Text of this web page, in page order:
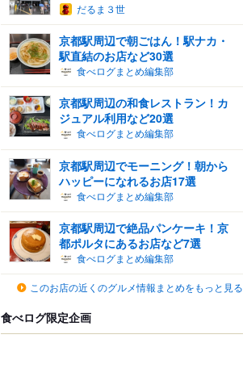
だるま３世
京都駅周辺で朝ごはん！駅ナカ・
駅直結のお店など30選
食べログまとめ編集部
京都駅周辺の和食レストラン！カ
ジュアル利用など20選
食べログまとめ編集部
京都駅周辺でモーニング！朝から
ハッピーになれるお店17選
食べログまとめ編集部
京都駅周辺で絶品パンケーキ！京
都ポルタにあるお店など7選
食べログまとめ編集部
このお店の近くのグルメ情報まとめをもっと見る
食べログ限定企画